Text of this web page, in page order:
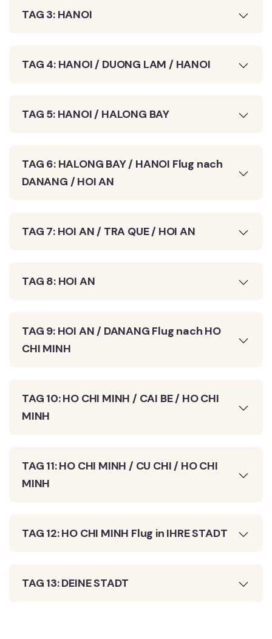
TAG 3: HANOI
TAG 4: HANOI / DUONG LAM / HANOI
TAG 5: HANOI / HALONG BAY
TAG 6: HALONG BAY / HANOI Flug nach
DANANG / HOI AN
TAG 7: HOI AN / TRA QUE / HOI AN
TAG 8: HOI AN
TAG 9: HOI AN / DANANG Flug nach HO
CHI MINH
TAG 10: HO CHI MINH / CAI BE / HO CHI
MINH
TAG 11: HO CHI MINH / CU CHI / HO CHI
MINH
TAG 12: HO CHI MINH Flug in IHRE STADT
TAG 13: DEINE STADT